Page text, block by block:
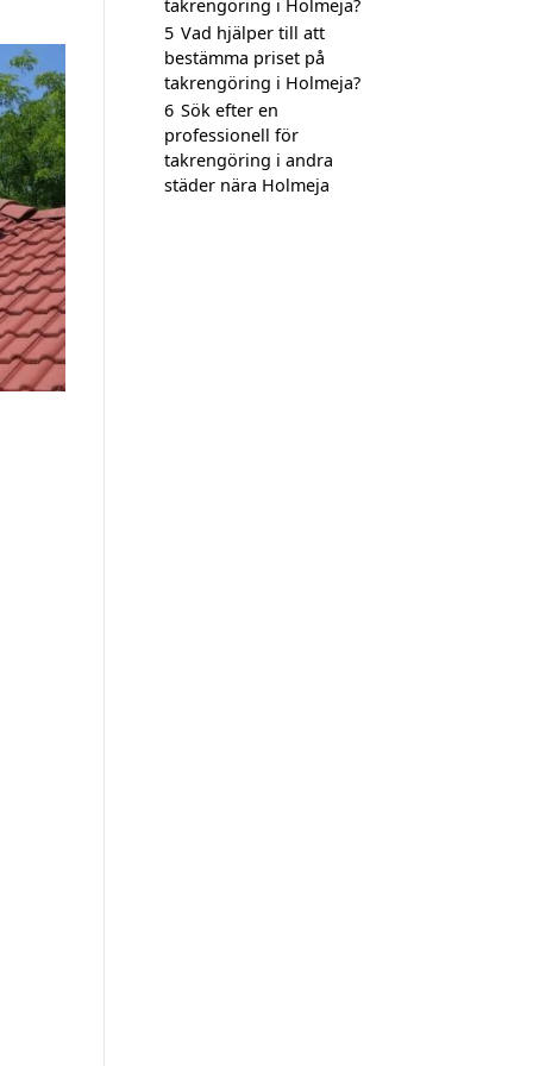
takrengöring i Holmeja?
5 Vad hjälper till att
bestämma priset på
takrengöring i Holmeja?
6 Sök efter en
professionell för
takrengöring i andra
städer nära Holmeja